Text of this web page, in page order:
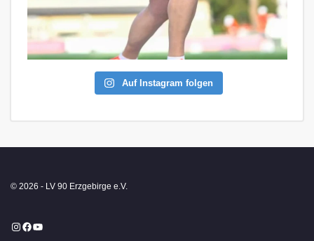
Auf Instagram folgen
© 2026 - LV 90 Erzgebirge e.V.
Instagram
Facebook
YouTube